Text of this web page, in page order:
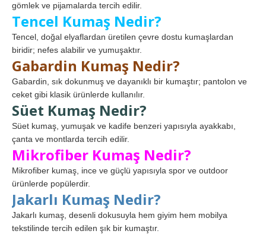
gömlek ve pijamalarda tercih edilir.
Tencel Kumaş Nedir?
Tencel, doğal elyaflardan üretilen çevre dostu kumaşlardan
biridir; nefes alabilir ve yumuşaktır.
Gabardin Kumaş Nedir?
Gabardin, sık dokunmuş ve dayanıklı bir kumaştır; pantolon ve
ceket gibi klasik ürünlerde kullanılır.
Süet Kumaş Nedir?
Süet kumaş, yumuşak ve kadife benzeri yapısıyla ayakkabı,
çanta ve montlarda tercih edilir.
Mikrofiber Kumaş Nedir?
Mikrofiber kumaş, ince ve güçlü yapısıyla spor ve outdoor
ürünlerde popülerdir.
Jakarlı Kumaş Nedir?
Jakarlı kumaş, desenli dokusuyla hem giyim hem mobilya
tekstilinde tercih edilen şık bir kumaştır.